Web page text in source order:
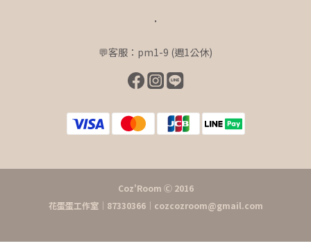
.
💬客服：pm1-9 (週1公休)
Coz'Room Ⓒ 2016
花蛋蛋工作室｜87330366｜cozcozroom@gmail.com